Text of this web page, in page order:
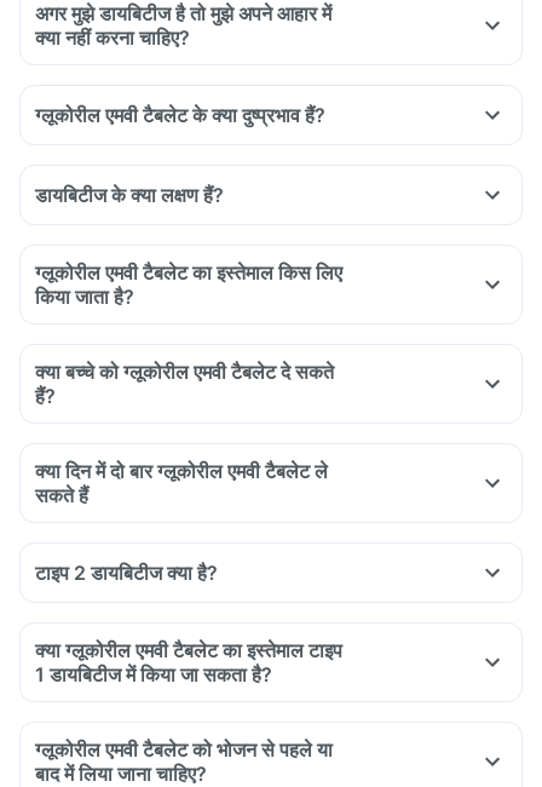
अगर मुझे डायबिटीज है तो मुझे अपने आहार में
क्या नहीं करना चाहिए?
Do not shop when you are hungry. You could be tempted to
Avoid overeating.
poori, biryani, naan, fried rice, etc.
vegetable curries with excess oil.
Avoid Seetaphal, mango, jackfruit, fruit salads with ice
cream, fruit-based desserts.
ग्लूकोरील एमवी टैबलेट के क्या दुष्प्रभाव हैं?
डायबिटीज के क्या लक्षण हैं?
ग्लूकोरील एमवी टैबलेट का इस्तेमाल किस लिए
किया जाता है?
क्या बच्चे को ग्लूकोरील एमवी टैबलेट दे सकते
हैं?
क्या दिन में दो बार ग्लूकोरील एमवी टैबलेट ले
सकते हैं
टाइप 2 डायबिटीज क्या है?
क्या ग्लूकोरील एमवी टैबलेट का इस्तेमाल टाइप
1 डायबिटीज में किया जा सकता है?
ग्लूकोरील एमवी टैबलेट को भोजन से पहले या
बाद में लिया जाना चाहिए?